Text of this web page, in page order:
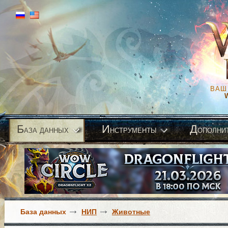
ВАШ
База данных Инструменты Д
База данных НИП Животные